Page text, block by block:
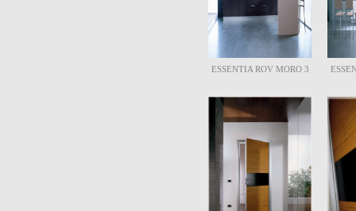
ESSENTIA ROV MORO 3